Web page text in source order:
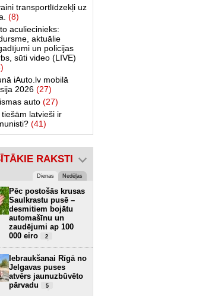
transportlīdzekļi uz
(8)
aculiecinieks:
aktuālie
un policijas
sūti video (LIVE)
iAuto.lv mobilā
2026 (27)
auto (27)
tiešām latvieši ir
(41)
RAKSTI
Dienas Nedēļas
Pēc postošās krusas
Saulkrastu pusē –
desmitiem bojātu
automašīnu un
zaudējumi ap 100
000 eiro
2
Iebraukšanai Rīgā no
Jelgavas puses
atvērs jaunuzbūvēto
pārvadu
5